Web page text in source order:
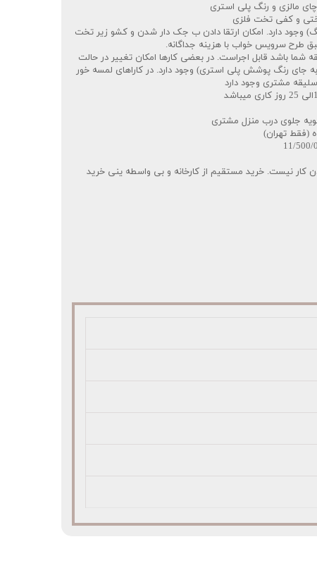
مالزی و رنگ پلی استری
و کفی تخت فلزی
وجود دارد. امکان ارتقا دادن ب جک دار شدن و کشو زیر تخت
طرح سرویس خواب با هزینه جداگانه.
شما باشد قابل اجراست. در بعضی کارها امکان تغییر در حالت
رنگ پوشش پلی استری) وجود دارد. در کاراهای لمسه خور
مشتری وجود دارد
جلوی درب منزل مشتری
(فقط تهران)
کار نیست. خرید مستقیم از کارخانه و بی واسطه ینی خرید